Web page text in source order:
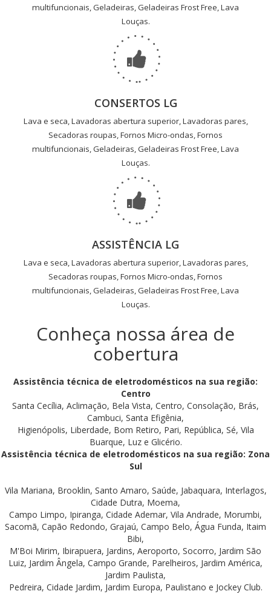
multifuncionais, Geladeiras, Geladeiras Frost Free, Lava
Louças.
CONSERTOS LG
Lava e seca, Lavadoras abertura superior, Lavadoras pares,
Secadoras roupas, Fornos Micro-ondas, Fornos
multifuncionais, Geladeiras, Geladeiras Frost Free, Lava
Louças.
ASSISTÊNCIA LG
Lava e seca, Lavadoras abertura superior, Lavadoras pares,
Secadoras roupas, Fornos Micro-ondas, Fornos
multifuncionais, Geladeiras, Geladeiras Frost Free, Lava
Louças.
Conheça nossa área de
cobertura
Assistência técnica de eletrodomésticos na sua região:
Centro
Santa Cecília, Aclimação, Bela Vista, Centro, Consolação, Brás,
Cambuci, Santa Efigênia,
Higienópolis, Liberdade, Bom Retiro, Pari, República, Sé, Vila
Buarque, Luz e Glicério.
Assistência técnica de eletrodomésticos na sua região: Zona
Sul
Vila Mariana, Brooklin, Santo Amaro, Saúde, Jabaquara, Interlagos,
Cidade Dutra, Moema,
Campo Limpo, Ipiranga, Cidade Ademar, Vila Andrade, Morumbi,
Sacomã, Capão Redondo, Grajaú, Campo Belo, Água Funda, Itaim
Bibi,
M'Boi Mirim, Ibirapuera, Jardins, Aeroporto, Socorro, Jardim São
Luiz, Jardim Ângela, Campo Grande, Parelheiros, Jardim América,
Jardim Paulista,
Pedreira, Cidade Jardim, Jardim Europa, Paulistano e Jockey Club.